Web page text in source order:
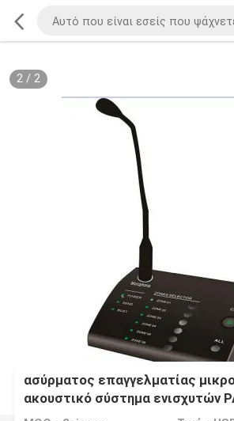
2/ 2
ασύρματος επαγγελματίας
ακουστικό σύστημα ενισχυτών